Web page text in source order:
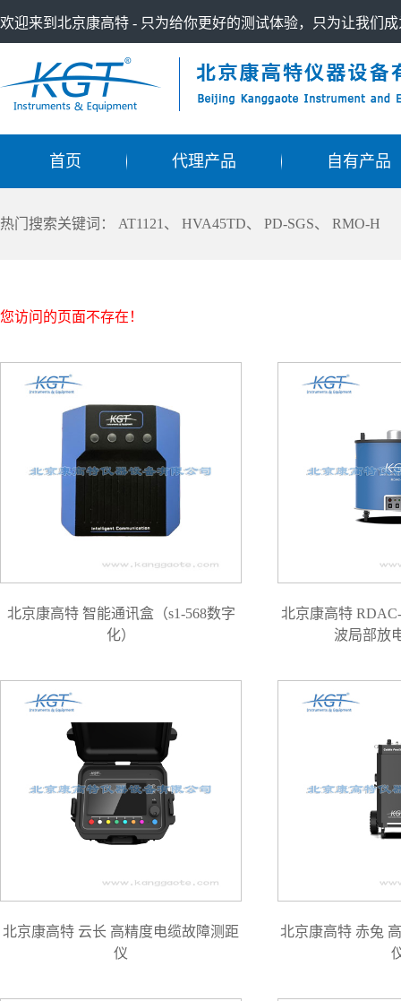
欢迎来到北京康高特 - 只为给你更好的测试体验，只为让我们
首页 代理产品 自有产品
热门搜索关键词： AT1121 、 HVA45TD、 PD-SGS、 RMO-H
您访问的页面不存在！
北京康高特 智能通讯盒（s1-568数字
化）
北京康高特
波局部放
北京康高特 云长 高精度电缆故障测距
仪
北京康高特 赤兔